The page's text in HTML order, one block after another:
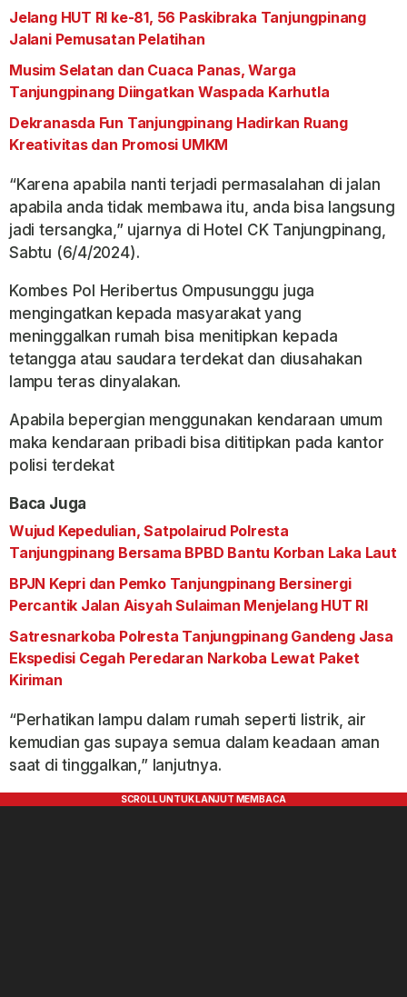
Jelang HUT RI ke-81, 56 Paskibraka Tanjungpinang
Jalani Pemusatan Pelatihan
Musim Selatan dan Cuaca Panas, Warga
Tanjungpinang Diingatkan Waspada Karhutla
Dekranasda Fun Tanjungpinang Hadirkan Ruang
Kreativitas dan Promosi UMKM
“Karena apabila nanti terjadi permasalahan di jalan
apabila anda tidak membawa itu, anda bisa langsung
jadi tersangka,” ujarnya di Hotel CK Tanjungpinang,
Sabtu (6/4/2024).
Kombes Pol Heribertus Ompusunggu juga
mengingatkan kepada masyarakat yang
meninggalkan rumah bisa menitipkan kepada
tetangga atau saudara terdekat dan diusahakan
lampu teras dinyalakan.
Apabila bepergian menggunakan kendaraan umum
maka kendaraan pribadi bisa dititipkan pada kantor
polisi terdekat
Baca Juga
Wujud Kepedulian, Satpolairud Polresta
Tanjungpinang Bersama BPBD Bantu Korban Laka Laut
BPJN Kepri dan Pemko Tanjungpinang Bersinergi
Percantik Jalan Aisyah Sulaiman Menjelang HUT RI
Satresnarkoba Polresta Tanjungpinang Gandeng Jasa
Ekspedisi Cegah Peredaran Narkoba Lewat Paket
Kiriman
“Perhatikan lampu dalam rumah seperti listrik, air
kemudian gas supaya semua dalam keadaan aman
saat di tinggalkan,” lanjutnya.